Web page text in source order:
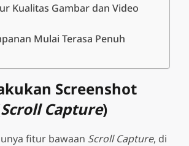
Kualitas Gambar dan Video
Mulai Terasa Penuh
Screenshot
Scroll Capture)
fitur bawaan Scroll Capture, di